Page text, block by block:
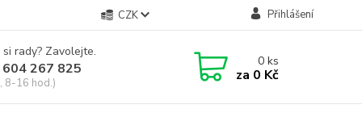
CZK Přihlášení
rady? Zavolejte.
267 825
8-16 hod.)
0ks
za 0 Kč